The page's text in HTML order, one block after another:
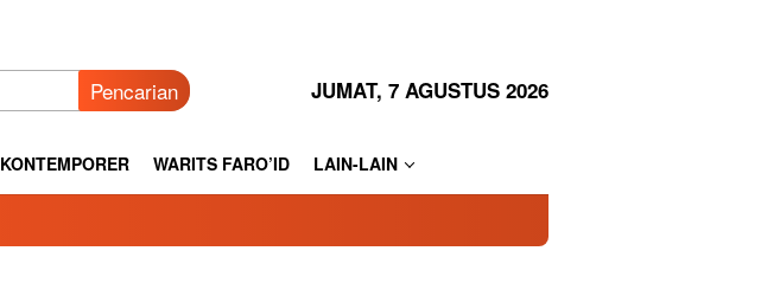
Pencarian JUMAT, 7 AGUSTUS 2026
KONTEMPORER WARITS FARO’ID LAIN-LAIN